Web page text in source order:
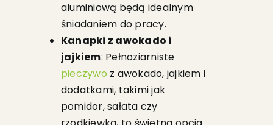
aluminiową będą idealnym
śniadaniem do pracy.
Kanapki z awokado i
jajkiem: Pełnoziarniste
pieczywo z awokado, jajkiem i
dodatkami, takimi jak
pomidor, sałata czy